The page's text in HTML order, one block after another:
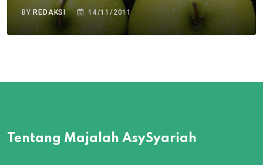
BY REDAKSI 14/11/2011
Tentang Majalah AsySyariah